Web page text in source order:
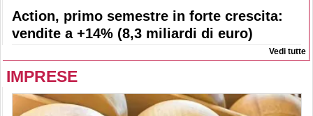
Action, primo semestre in forte crescita:
vendite a +14% (8,3 miliardi di euro)
Vedi tutte
IMPRESE